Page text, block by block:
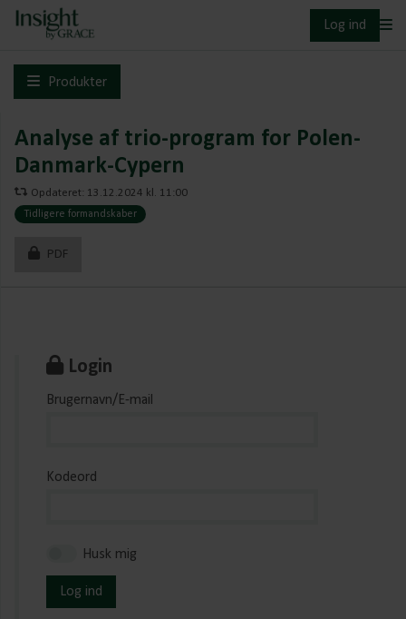
Log ind
Produkter
Analyse af trio-program for Polen-
Danmark-Cypern
Opdateret: 13.12.2024 kl. 11:00
Tidligere formandskaber
PDF
Login
Brugernavn/E-mail
Kodeord
Husk mig
Log ind